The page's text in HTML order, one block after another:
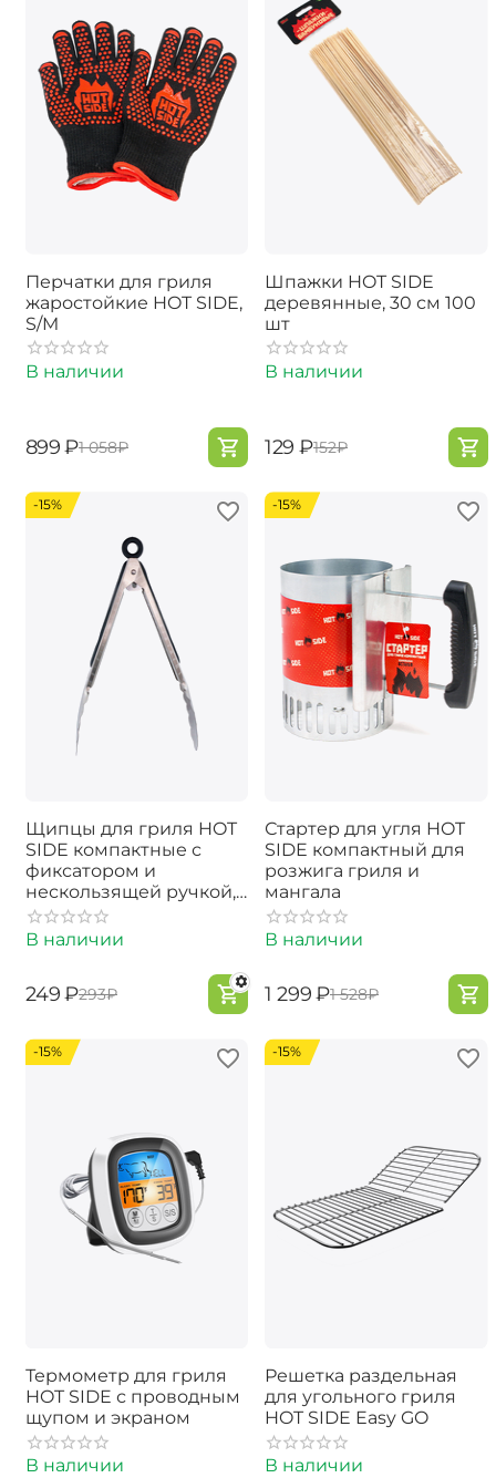
Перчатки для гриля
жаростойкие HOT SIDE,
S/M
В наличии
‍899‍ ₽‍1 058‍₽
Шпажки HOT SIDE
деревянные, 30 см 100
шт
В наличии
‍129‍ ₽‍152‍₽
-15%
Щипцы для гриля HOT
SIDE компактные с
фиксатором и
нескользящей ручкой,
23 см
В наличии
‍249‍ ₽‍293‍₽
-15%
Стартер для угля HOT
SIDE компактный для
розжига гриля и
мангала
В наличии
‍1 299‍₽‍1 528‍₽
-15%
Термометр для гриля
HOT SIDE с проводным
щупом и экраном
В наличии
-15%
Решетка раздельная
для угольного гриля
HOT SIDE Easy GO
В наличии